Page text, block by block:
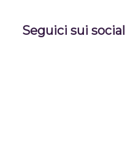
Seguici sui social